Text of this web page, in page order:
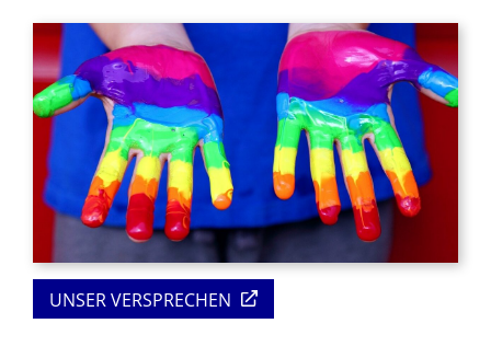
UNSER VERSPRECHEN